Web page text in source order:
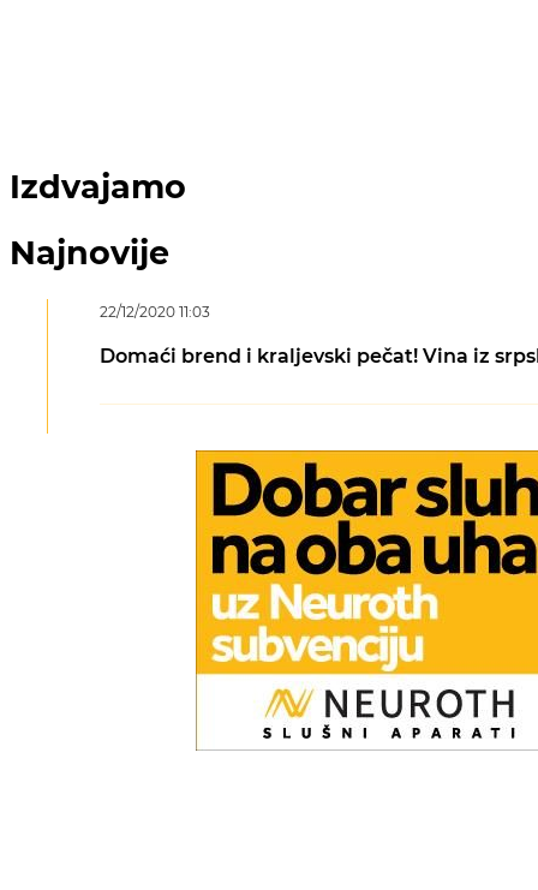
Izdvajamo
Najnovije
Domaći brend i kraljevski pečat! Vina iz
22/12/2020 11:03